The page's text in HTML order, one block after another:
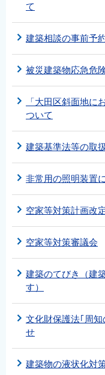
て
建築相談の事前予
被災建築物応急危
「大田区斜面地に
ついて
建築基準法等の取
非常用の照明装置
空家等対策計画改
空家等対策審議会
建築のてびき（建
す）
文化財保護法｢周
せ
建築物の液状化対